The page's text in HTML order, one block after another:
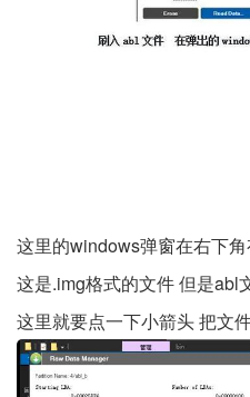
这里的windows弹窗在右下
这是.img格式的文件 但是abl
这里就要点一下小箭头 把文